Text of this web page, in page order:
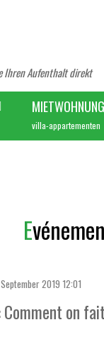
Ihren Aufenthalt direkt
MIETWOHNUNG
villa-appartementen
E
2019 12:01
on